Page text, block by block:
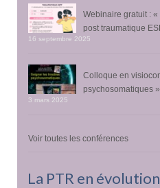
Webinaire gratuit :
post traumatique
16 septembre 2025
Colloque en
psychosomatiques
3 mars 2025
Voir toutes les conférences
La PTR en évolution